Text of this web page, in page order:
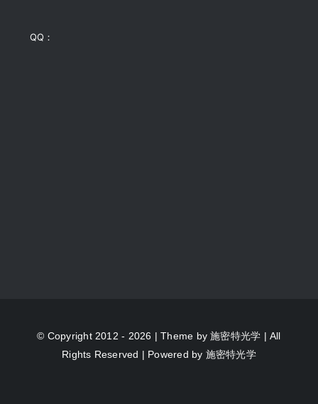
QQ：
© Copyright 2012 - 2026 | Theme by施密特光学 | All
Rights Reserved | Powered by 施密特光学